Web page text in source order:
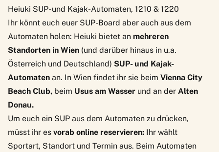
Heiuki SUP- und Kajak-Automaten, 1210 & 1220
Ihr könnt euch euer SUP-Board aber auch aus dem
Automaten holen: Heiuki bietet an mehreren
Standorten in Wien (und darüber hinaus in u.a.
Österreich und Deutschland) SUP- und Kajak-
Automaten an. In Wien findet ihr sie beim Vienna City
Beach Club, beim Usus am Wasser und an der Alten
Donau.
Um euch ein SUP aus dem Automaten zu drücken,
müsst ihr es vorab online reservieren: Ihr wählt
Sportart, Standort und Termin aus. Beim Automaten